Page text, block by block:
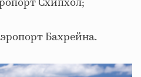
Схипхол;
Бахрейна.